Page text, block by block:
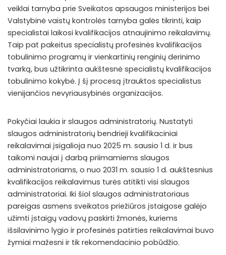
veiklai tarnyba prie Sveikatos apsaugos ministerijos bei
Valstybinė vaistų kontrolės tarnyba galės tikrinti, kaip
specialistai laikosi kvalifikacijos atnaujinimo reikalavimų.
Taip pat pakeitus specialistų profesinės kvalifikacijos
tobulinimo programų ir vienkartinių renginių derinimo
tvarką, bus užtikrinta aukštesnė specialistų kvalifikacijos
tobulinimo kokybė. Į šį procesą įtrauktos specialistus
vienijančios nevyriausybinės organizacijos.
Pokyčiai laukia ir slaugos administratorių. Nustatyti
slaugos administratorių bendrieji kvalifikaciniai
reikalavimai įsigalioja nuo 2025 m. sausio 1 d. ir bus
taikomi naujai į darbą priimamiems slaugos
administratoriams, o nuo 2031 m. sausio 1 d. aukštesnius
kvalifikacijos reikalavimus turės atitikti visi slaugos
administratoriai. Iki šiol slaugos administratoriaus
pareigas asmens sveikatos priežiūros įstaigose galėjo
užimti įstaigų vadovų paskirti žmonės, kuriems
išsilavinimo lygio ir profesinės patirties reikalavimai buvo
žymiai mažesni ir tik rekomendacinio pobūdžio.